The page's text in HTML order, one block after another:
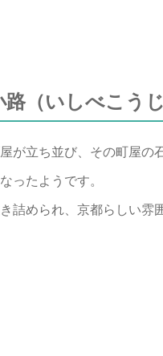
路（いしべこう
が立ち並び、その町屋の
ったようです。
詰められ、京都らしい雰